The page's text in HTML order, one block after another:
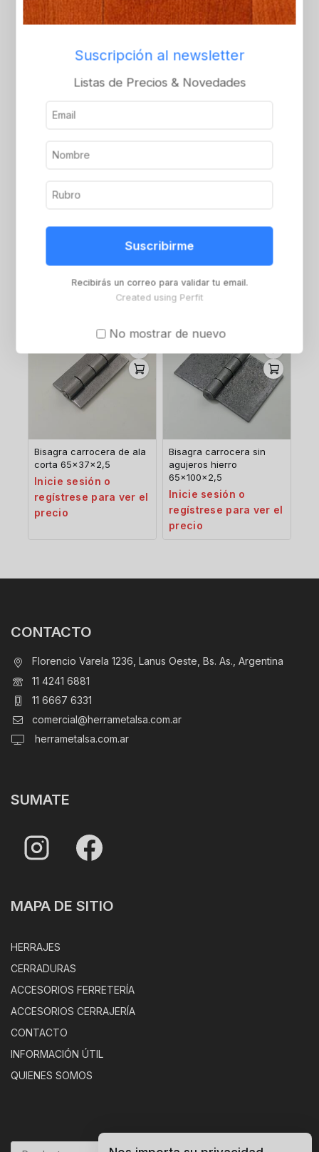
Inicie sesión o
Inicie sesión o
regístrese para ver el
agujeros de hierro
agujeros de hierro
zincado 65x100x2,5
Bisagra carrocera de ala
corta 65x37x2,5
Inicie sesión o
regístrese para ver el
precio
Bisagra carrocera sin
agujeros hierro
65x100x2,5
Inicie sesión o
regístrese para ver el
precio
CONTACTO
Florencio Varela 1236, Lanus Oeste, Bs. As., Argentina
11 4241 6881
11 6667 6331
comercial@herrametalsa.com.ar
herrametalsa.com.ar
SUMATE
MAPA DE SITIO
HERRAJES
CERRADURAS
ACCESORIOS FERRETERÍA
ACCESORIOS CERRAJERÍA
CONTACTO
INFORMACIÓN ÚTIL
QUIENES SOMOS
Suscripción al newsletter
Listas de Precios & Novedades
Suscribirme
Recibirás un correo para validar tu email.
Created using Perfit
No mostrar de nuevo